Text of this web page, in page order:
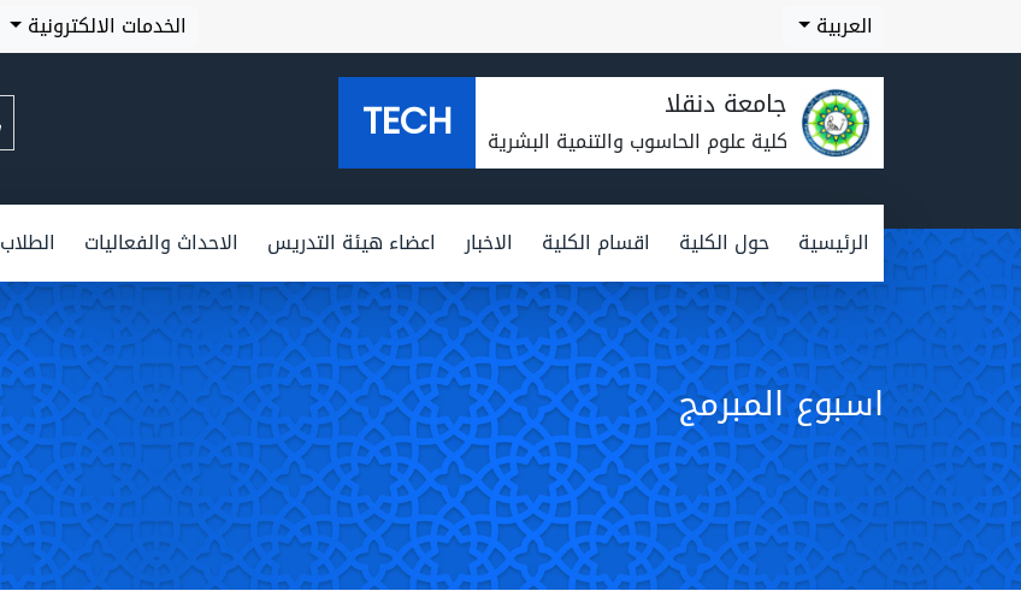
العربية الخدمات الالكترونية
جامعة دنقلا
كلية علوم الحاسوب والتنمية البشرية TECH
الرئيسية حول الكلية اقسام الكلية الاخبار اعضاء هيئة التدريس الاحداث والفعاليات الطلاب
اسبوع المبرمج